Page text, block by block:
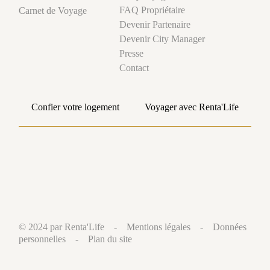
Carnet de Voyage
FAQ Propriétaire
Devenir Partenaire
Devenir City Manager
Presse
Contact
Confier votre logement Voyager avec Renta'Life
© 2024 par Renta'Life -Mentions légales -Données
personnelles -Plan du site